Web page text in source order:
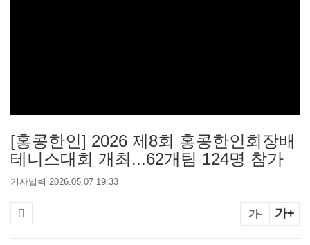
[홍콩한인] 2026 제8회 홍콩한인회장배
테니스대회 개최...62개팀 124명 참가
기사입력 2026.05.07 19:33
가- 가+